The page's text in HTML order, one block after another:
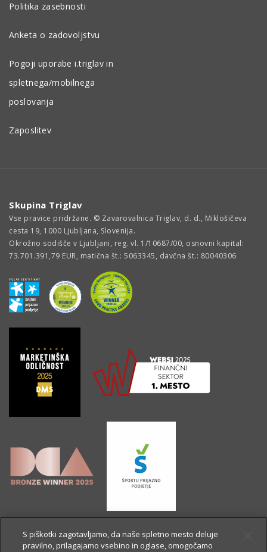
Politika zasebnosti
Anketa o zadovoljstvu
Pogoji uporabe i.triglav in
spletnega/mobilnega
poslovanja
Zaposlitev
Skupina Triglav
Vse pravice pridržane. © Zavarovalnica Triglav, d. d., Miklošičeva
cesta 19, 1000 Ljubljana, Slovenija.
Okrožno sodišče v Ljubljani, reg. vl. 1/10687/00, osnovni kapital:
73.701.391,79 EUR, matična št.: 5063345, davčna št.: 80040306
S piškotki zagotavljamo, da naše spletno mesto deluje
pravilno, prilagajamo vsebino in oglase, omogočamo